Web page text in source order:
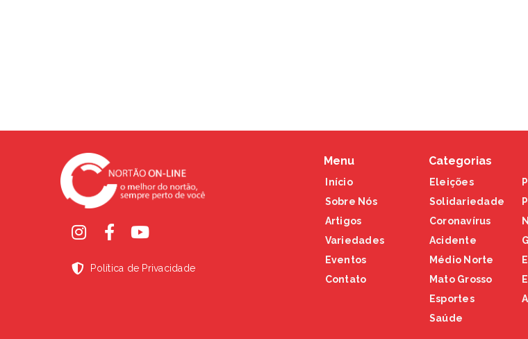
Política de Privacidade
Menu
Início
Sobre Nós
Artigos
Variedades
Eventos
Contato
Categorias
Eleições
Solidariedade
Coronavírus
Acidente
Médio Norte
Mato Grosso
Esportes
Saúde